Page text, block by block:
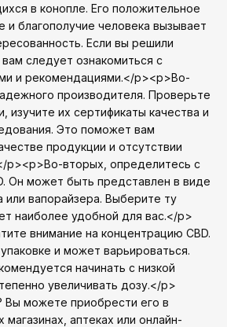
в конопле. Его положительное
и благополучие человека вызывает
Если вы решили
следует ознакомиться с
и рекомендациями.</p><p>Во-
производителя. Проверьте
изучите их сертификаты качества и
Это поможет вам
продукции и отсутствии
p><p>Во-вторых, определитесь с
Он может быть представлен в виде
или вапорайзера. Выберите ту
наиболее удобной для вас.</p>
внимание на концентрацию CBD.
и может варьироваться.
начинать с низкой
увеличивать дозу.</p>
Вы можете приобрести его в
магазинах, аптеках или онлайн-